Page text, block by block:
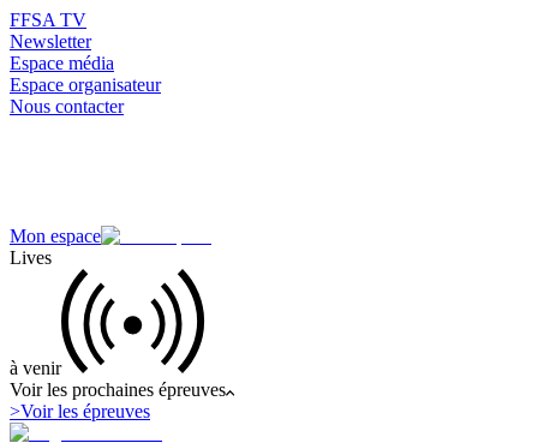
FFSA TV
Newsletter
Espace média
Espace organisateur
Nous contacter
Mon espace
Lives
à venir
Voir les prochaines épreuves
>Voir les épreuves